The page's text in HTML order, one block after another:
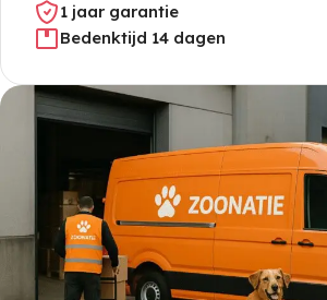
1 jaar garantie
Bedenktijd 14 dagen